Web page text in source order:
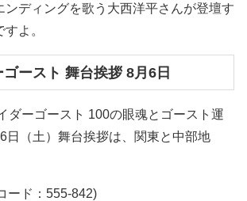
ンディングを歌う大西洋平さんが登壇す
よ。
ースト 舞台挨拶 8月6日
ダーゴースト 100の眼魂とゴースト運
日（土）舞台挨拶は、関東と中部地
ード：555-842)